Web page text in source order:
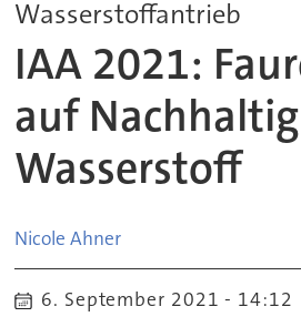
Wasserstoffantrieb
IAA 2021:
auf
Wasserstoff
Nicole Ahner
6. September 2021 - 14:12